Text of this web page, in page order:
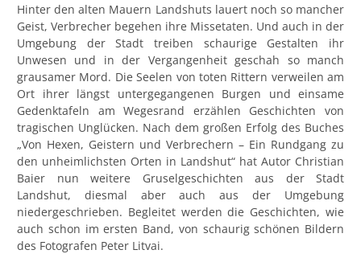
Hinter den alten Mauern Landshuts lauert noch so mancher
Geist, Verbrecher begehen ihre Missetaten. Und auch in der
Umgebung der Stadt treiben schaurige Gestalten ihr
Unwesen und in der Vergangenheit geschah so manch
grausamer Mord. Die Seelen von toten Rittern verweilen am
Ort ihrer längst untergegangenen Burgen und einsame
Gedenktafeln am Wegesrand erzählen Geschichten von
tragischen Unglücken. Nach dem großen Erfolg des Buches
„Von Hexen, Geistern und Verbrechern – Ein Rundgang zu
den unheimlichsten Orten in Landshut“ hat Autor Christian
Baier nun weitere Gruselgeschichten aus der Stadt
Landshut, diesmal aber auch aus der Umgebung
niedergeschrieben. Begleitet werden die Geschichten, wie
auch schon im ersten Band, von schaurig schönen Bildern
des Fotografen Peter Litvai.